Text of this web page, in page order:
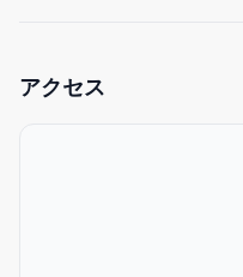
波、京都、など関西の主要観
アクセス